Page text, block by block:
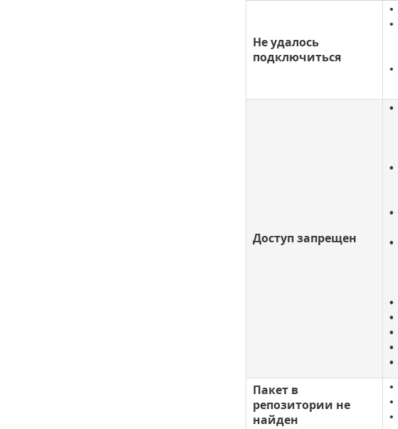
Не удалось
подключиться
•
•
•
Доступ запрещен
•
•
•
•
•
•
•
•
•
Пакет в
репозитории не
найден
•
•
•